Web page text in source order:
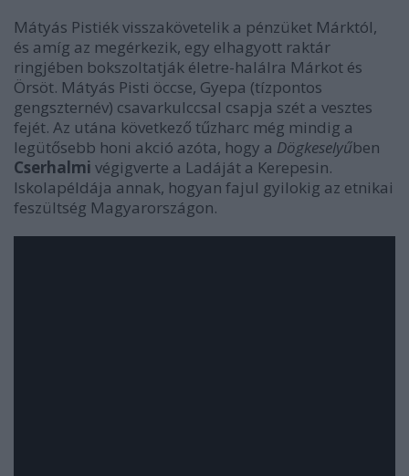
Mátyás Pistiék visszakövetelik a pénzüket Márktól,
és amíg az megérkezik, egy elhagyott raktár
ringjében bokszoltatják életre-halálra Márkot és
Örsöt. Mátyás Pisti öccse, Gyepa (tízpontos
gengszternév) csavarkulccsal csapja szét a vesztes
fejét. Az utána következő tűzharc még mindig a
legütősebb honi akció azóta, hogy a Dögkeselyűben
Cserhalmi végigverte a Ladáját a Kerepesin.
Iskolapéldája annak, hogyan fajul gyilokig az etnikai
feszültség Magyarországon.